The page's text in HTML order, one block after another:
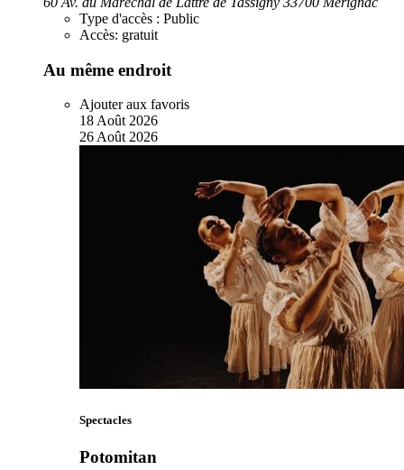
Type d'accès : Public
Accès: gratuit
Au même endroit
Ajouter aux favoris
18Août 2026
26Août 2026
Spectacles
Potomitan